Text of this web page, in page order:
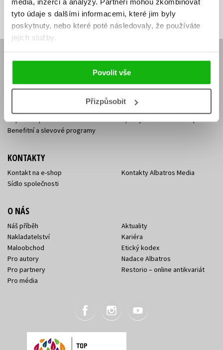
média, inzerci a analýzy. Partneři mohou zkombinovat
tyto údaje s dalšími informacemi, které jim byly
poskytnuty, nebo které poté následovaly, že používáte
jejich služby.
Povolit vše
Přizpůsobit
mailová
adresa
mailová
adresa
Vaše e-mailová adresa Přihlásit se
E-SHOP
Naši autoři
Doprava a platba
Benefitní a slevové programy
Knižní novinky
Dárkové poukazy
Affiliate program
Ochrana soukromí
Zpětný odběr elektroodpadu
KONTAKTY
Kontakt na e-shop
Sídlo společnosti
Kontakty Albatros Media
O NÁS
Náš příběh
Nakladatelství
Maloobchod
Pro autory
Pro partnery
Pro média
Aktuality
Kariéra
Etický kodex
Nadace Albatros
Restorio – online antikvariát